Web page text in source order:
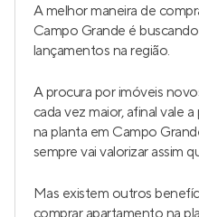
Kazzas Santo Amaro
24 a 33 m²